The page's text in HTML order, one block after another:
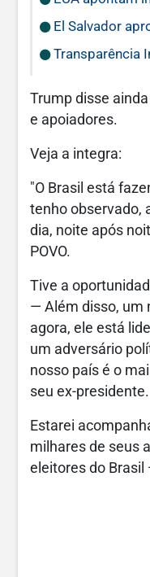
El Salvador
Transparência
Trump disse
e apoiadores.
Veja a integra:
"O Brasil está
tenho observado,
dia, noite após
POVO.
Tive a
— Além disso, um
agora, ele está
um adversário
nosso país é o
seu ex-presidente.
Estarei
milhares de seus
eleitores do Brasil